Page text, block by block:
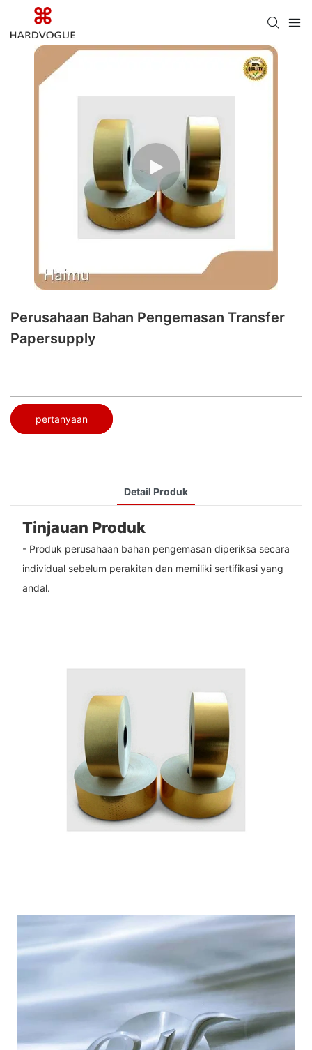
Perusahaan Bahan Pengemasan Transfer
Papersupply
pertanyaan
Detail Produk
Tinjauan Produk
- Produk perusahaan bahan pengemasan diperiksa secara
individual sebelum perakitan dan memiliki sertifikasi yang
andal.